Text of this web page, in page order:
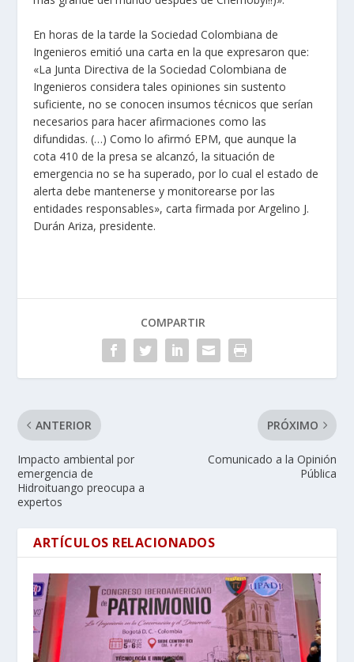
En horas de la tarde la Sociedad Colombiana de
Ingenieros emitió una carta en la que expresaron que:
«La Junta Directiva de la Sociedad Colombiana de
Ingenieros considera tales opiniones sin sustento
suficiente, no se conocen insumos técnicos que serían
necesarios para hacer afirmaciones como las
difundidas. (…) Como lo afirmó EPM, que aunque la
cota 410 de la presa se alcanzó, la situación de
emergencia no se ha superado, por lo cual el estado de
alerta debe mantenerse y monitorearse por las
entidades responsables», carta firmada por Argelino J.
Durán Ariza, presidente.
COMPARTIR
ANTERIOR
Impacto ambiental por
emergencia de
Hidroituango preocupa a
expertos
PRÓXIMO
Comunicado a la Opinión
Pública
ARTÍCULOS RELACIONADOS